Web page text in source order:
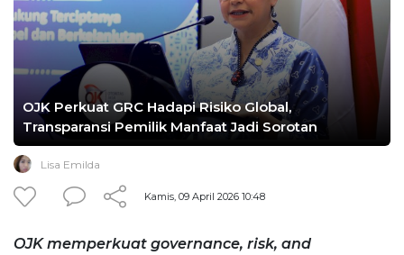
OJK Perkuat GRC Hadapi Risiko Global,
Transparansi Pemilik Manfaat Jadi Sorotan
Lisa Emilda
Kamis, 09 April 2026 10:48
OJK memperkuat governance, risk, and